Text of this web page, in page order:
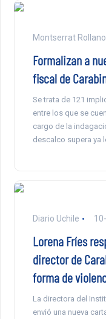
Montserrat Rollano
Formalizan a
fiscal de
Se trata de 121
entre los que se
cargo de la
descalco supera ya
Diario Uchile
Lorena Fríes
director de
forma de
La directora del
envió una nueva